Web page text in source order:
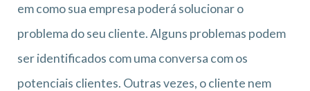
em como sua empresa poderá solucionar o
problema do seu cliente. Alguns problemas podem
ser identificados com uma conversa com os
potenciais clientes. Outras vezes, o cliente nem